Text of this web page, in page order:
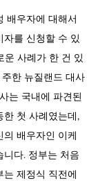
배우자에 대해서
자를 신청할 수 있
운 사례가 한 건 있
한 뉴질랜드 대사
는 국내에 파견된
첫 사례였는데,
배우자인 이케
니다. 정부는 처음
제정식 직전에